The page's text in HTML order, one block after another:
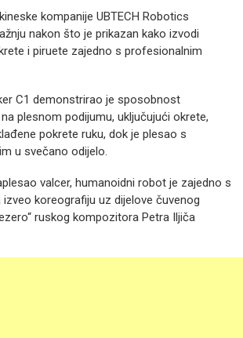
kompanije UBTECH Robotics
nakon što je prikazan kako izvodi
i piruete zajedno s profesionalnim
C1 demonstrirao je sposobnost
plesnom podijumu, uključujući okrete,
pokrete ruku, dok je plesao s
u svečano odijelo.
valcer, humanoidni robot je zajedno s
koreografiju uz dijelove čuvenog
ruskog kompozitora Petra Iljiča